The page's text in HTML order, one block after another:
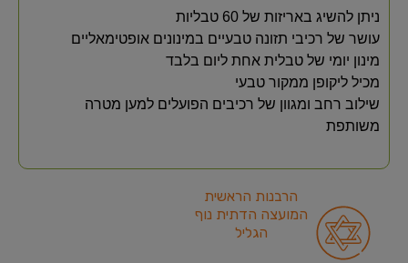
ניתן להשיג באריזות של 60 טבליות
עושר של רכיבי תזונה טבעיים במינונים אופטימאליים
מינון יומי של טבלית אחת ליום בלבד
מכיל ליקופן ממקור טבעי
שילוב רחב ומגוון של רכיבים הפועלים למען מטרה
משותפת
הרבנות הראשית
המועצה הדתית נוף
הגליל